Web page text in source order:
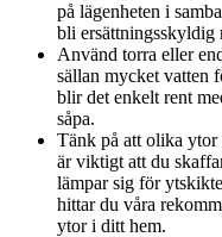
på lägenheten i
bli ersättningsskyldig
Använd torra eller
sällan mycket vatten
blir det enkelt rent
såpa.
Tänk på att olika ytor
är viktigt att du
lämpar sig för
hittar du våra
ytor i ditt hem.